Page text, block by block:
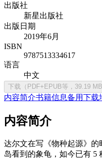
出版社
新星出版社
出版日期
2019年6月
ISBN
9787513334617
语言
中文
下载（PDF+EPUB等，39.19 MB
内容简介书籍信息备用下载
内容简介
达尔文在写《物种起源》
岛看到的象龟，如今已有 5